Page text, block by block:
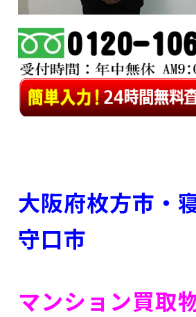
大阪府枚方市・
守口市
マンション買取